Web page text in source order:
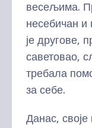
весељима.
несебичан и
је другове,
саветовао,
требала
за себе.
Данас,